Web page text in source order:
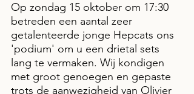
Op zondag 15 oktober om 17:30
betreden een aantal zeer
getalenteerde jonge Hepcats ons
'podium' om u een drietal sets
lang te vermaken. Wij kondigen
met groot genoegen en gepaste
trots de aanwezigheid van Olivier